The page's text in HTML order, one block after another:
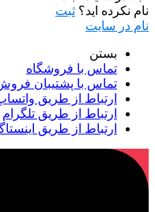
نام نکرده اید؟ ثبت
نام در سایت
بستن
تماس با فروشگاه
تماس با پشتیبان
ارتباط از طریق
ارتباط از طریق تلگرام
ارتباط از طریق